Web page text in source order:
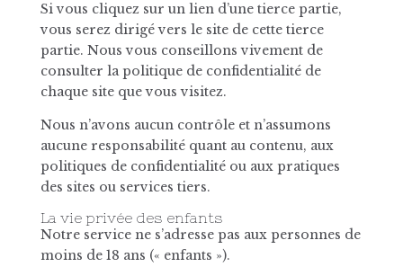
Si vous cliquez sur un lien d’une tierce partie,
vous serez dirigé vers le site de cette tierce
partie. Nous vous conseillons vivement de
consulter la politique de confidentialité de
chaque site que vous visitez.
Nous n’avons aucun contrôle et n’assumons
aucune responsabilité quant au contenu, aux
politiques de confidentialité ou aux pratiques
des sites ou services tiers.
La vie privée des enfants
Notre service ne s’adresse pas aux personnes de
moins de 18 ans (« enfants »).